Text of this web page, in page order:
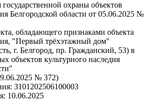
охраны объектов
Белгородской области от 05.06.2025 №
обладающего признаками объекта
"Первый трёхэтажный дом"
г. Белгород, пр. Гражданский, 53) в
объектов культурного наследия
№ 372)
3101202506100003
10.06.2025